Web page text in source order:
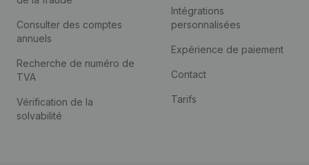
Consulter des comptes
annuels
Recherche de numéro de
TVA
Vérification de la
solvabilité
Intégrations
personnalisées
Expérience de paiement
Contact
Tarifs